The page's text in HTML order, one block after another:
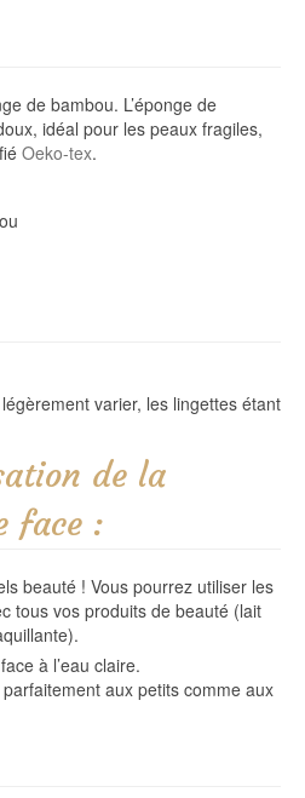
de bambou. L’éponge de
idéal pour les peaux fragiles,
Oeko-tex.
varier, les lingettes étant
de la
face :
beauté ! Vous pourrez utiliser les
tous vos produits de beauté (lait
).
à l’eau claire.
aux petits comme aux